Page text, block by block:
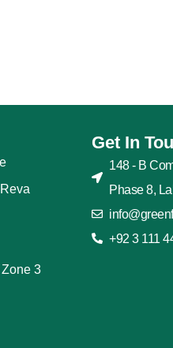
3
Get In
148 - B
Phase 8,
+92 3 111